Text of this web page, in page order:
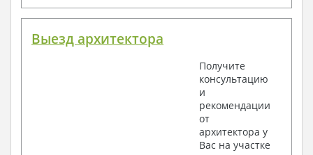
Выезд архитектора
Получите
консультацию
и
рекомендации
от
архитектора у
Вас на участке